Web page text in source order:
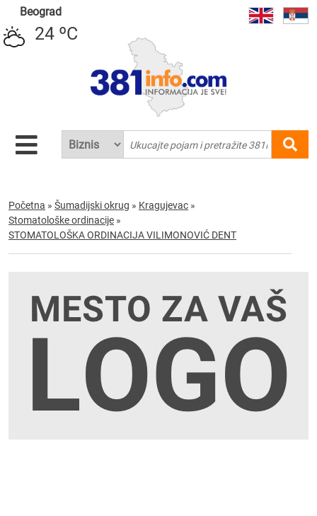
Beograd
24 ºC
Početna » Šumadijski okrug » Kragujevac »
Stomatološke ordinacije »
STOMATOLOŠKA ORDINACIJA VILIMONOVIĆ DENT